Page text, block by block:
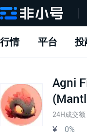
APP下载
指标说明
问题反馈
行情 平台 投
Agni
24H成交额
¥ 0%